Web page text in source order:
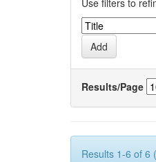
Use filters to
Results/Page
Results 1-6 of 6